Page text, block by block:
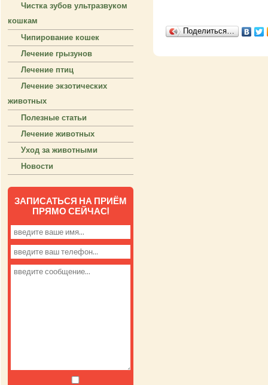
Поделиться…
Чистка зубов ультразвуком
кошкам
Чипирование кошек
Лечение грызунов
Лечение птиц
Лечение экзотических
животных
Полезные статьи
Лечение животных
Уход за животными
Новости
ЗАПИСАТЬСЯ НА ПРИЁМ
ПРЯМО СЕЙЧАС!